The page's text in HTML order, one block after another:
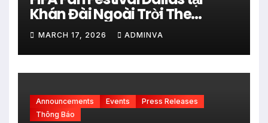
Khán Đài Ngoài Trời The
Pavilion thuộc Fair Park Mở
Cửa Miễn phí vào 34 Ngày Thi
đấu của FIFA World Cup 2026
MARCH 17, 2026 ADMINVA
Announcements Events
Press Releases
Thông Báo